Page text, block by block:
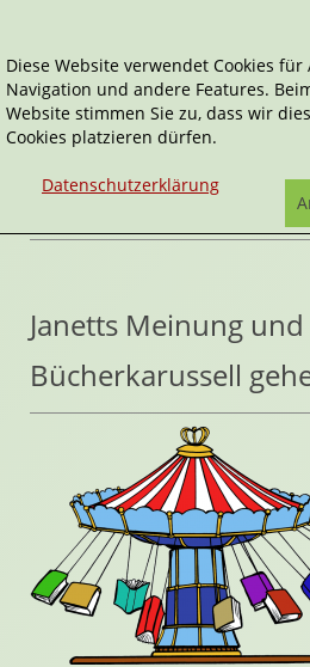
Home Artikel
Inhaltsverzeichnis
Kategorie als RSS Feed
Janetts Meinung und
Bücherkarussell
Diese Website verwendet Cookies
Navigation und andere Features.
Website stimmen Sie zu, dass wir
Cookies platzieren dürfen.
Datenschutzerklärung